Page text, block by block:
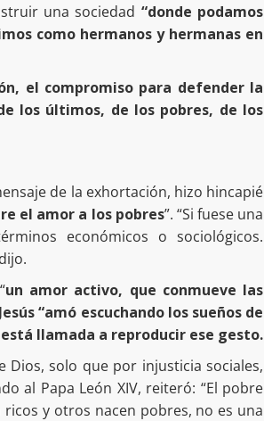
una sociedad “donde podamos
como hermanos y hermanas en
el compromiso para defender la
los últimos, de los pobres, de los
de la exhortación, hizo hincapié
el amor a los pobres”. “Si fuese una
económicos o sociológicos.
un amor activo, que conmueve las
Jesús “amó escuchando los sueños de
llamada a reproducir ese gesto.
Dios, solo que por injusticia sociales,
al Papa León XIV, reiteró: “El pobre
y otros nacen pobres, no es una